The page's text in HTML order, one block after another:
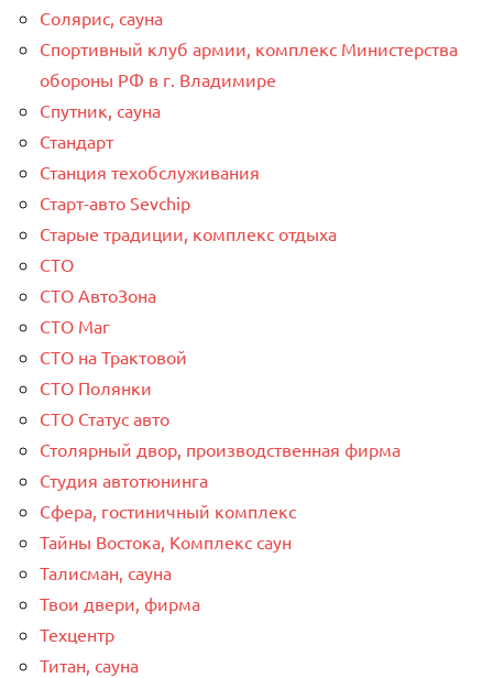
Солярис, сауна
Спортивный клуб армии, комплекс Министерства
обороны РФ в г. Владимире
Спутник, сауна
Стандарт
Станция техобслуживания
Старт-авто Sevchip
Старые традиции, комплекс отдыха
СТО
СТО АвтоЗона
СТО Маг
СТО на Трактовой
СТО Полянки
СТО Статус авто
Столярный двор, производственная фирма
Студия автотюнинга
Сфера, гостиничный комплекс
Тайны Востока, Комплекс саун
Талисман, сауна
Твои двери, фирма
Техцентр
Титан, сауна